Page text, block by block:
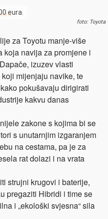
eura.
foto: Toyota
za Toyotu manje-više
koja navija za promjene i
izuzev vlasti
mijenjaju navike, te
pokušavaju dirigirati
kakvu danas
zakone s kojima bi se
s unutarnjim izgaranjem
na cestama, pa je za
rat dolazi i na vrata
strujni krugovi i baterije,
pregaziti Hibridi i time se
i „ekološki svjesna“ sila